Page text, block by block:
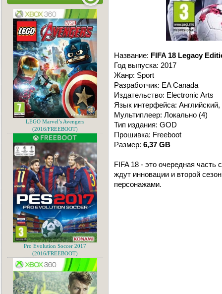
Название: FIFA 18 Legacy
Год выпуска: 2017
Жанр: Sport
Разработчик: EA Canada
Издательство: Electronic Arts
Язык интерфейса:
Мультиплеер: Локально (4)
Тип издания: GOD
Прошивка: Freeboot
Размер: 6,37 GB
FIFA 18 - это очередная часть
ждут инновации и второй
персонажами.
LEGO Marvel’s Avengers
(2016/FREEBOOT)
Pro Evolution Soccer 2017
(2016/FREEBOOT)